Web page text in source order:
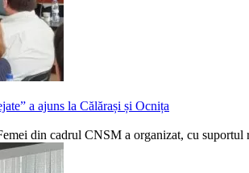
a ajuns la Călărași și Ocnița
din cadrul CNSM a organizat, cu